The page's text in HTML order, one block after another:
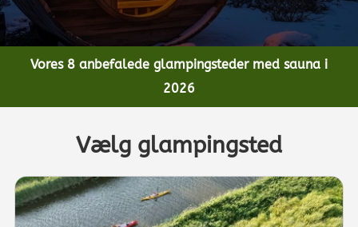
Vores 8 anbefalede glampingsteder med sauna i
2026
Vælg glampingsted